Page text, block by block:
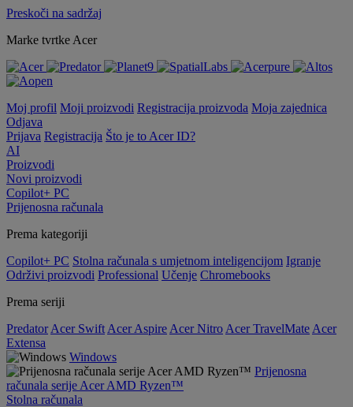
Preskoči na sadržaj
Marke tvrtke Acer
Moj profil Moji proizvodi Registracija proizvoda Moja zajednica
Odjava
Prijava Registracija Što je to Acer ID?
AI
Proizvodi
Novi proizvodi
Copilot+ PC
Prijenosna računala
Prema kategoriji
Copilot+ PC Stolna računala s umjetnom inteligencijom Igranje
Održivi proizvodi Professional Učenje Chromebooks
Prema seriji
Predator Acer Swift Acer Aspire Acer Nitro Acer TravelMate Acer
Extensa
Windows
Prijenosna
računala serije Acer AMD Ryzen™
Stolna računala